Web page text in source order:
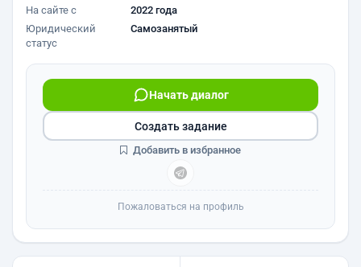
На сайте с
2022 года
Юридический
статус
Самозанятый
Начать диалог
Создать задание
Добавить в избранное
Пожаловаться на профиль